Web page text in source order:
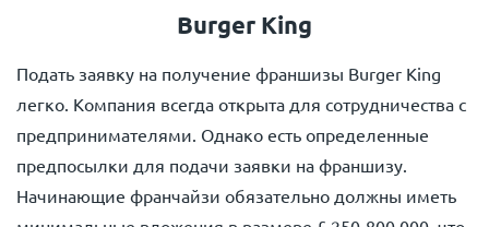
Burger King
Подать заявку на получение франшизы Burger King
легко. Компания всегда открыта для сотрудничества с
предпринимателями. Однако есть определенные
предпосылки для подачи заявки на франшизу.
Начинающие франчайзи обязательно должны иметь